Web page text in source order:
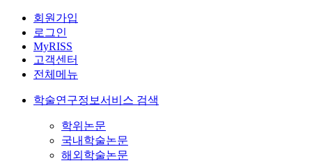
회원가입
로그인
MyRISS
고객센터
전체메뉴
학술연구정보서비스 검색
학위논문
국내학술논문
해외학술논문